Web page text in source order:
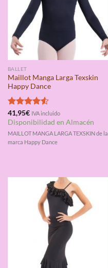
BALLET
Maillot Manga Larga Texskin
Happy Dance
Valorado
con4.50
41,95€ IVA incluido
Disponibilidad en Almacén
MAILLOT MANGA LARGA TEXSKIN de la
marca Happy Dance